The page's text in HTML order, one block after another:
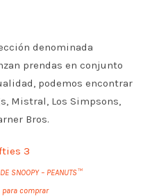
denominada
prendas en conjunto
podemos encontrar
Mistral, Los Simpsons,
Bros.
SNOOPY – PEANUTS™
para comprar